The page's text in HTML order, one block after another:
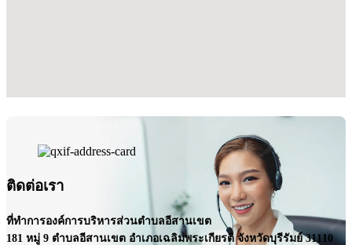
ติดต่อเรา
ที่ทำการองค์การบริหารส่วนตำบลอีสานเขต
181 หมู่ 9 ตำบลอีสานเขต อำเภอเฉลิมพระเกียรติ จังหวัดบุรีรัมย์ 31110